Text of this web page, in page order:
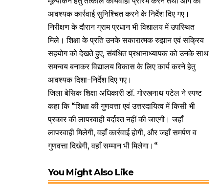
आवश्यक कार्रवाई सुनिश्चित करने के निर्देश दिए गए।
निरीक्षण के दौरान ग्राम प्रधान भी विद्यालय में उपस्थित
मिले। शिक्षा के प्रति उनके सकारात्मक रुझान एवं सक्रिय
सहयोग को देखते हुए, संबंधित प्रधानाध्यापक को उनके साथ
समन्वय बनाकर विद्यालय विकास के लिए कार्य करने हेतु
आवश्यक दिशा-निर्देश दिए गए।
जिला बेसिक शिक्षा अधिकारी डॉ. गोरखनाथ पटेल ने स्पष्ट
कहा कि “शिक्षा की गुणवत्ता एवं उत्तरदायित्व में किसी भी
प्रकार की लापरवाही बर्दाश्त नहीं की जाएगी। जहाँ
लापरवाही मिलेगी, वहाँ कार्रवाई होगी, और जहाँ समर्पण व
गुणवत्ता दिखेगी, वहाँ सम्मान भी मिलेगा।“
You Might Also Like